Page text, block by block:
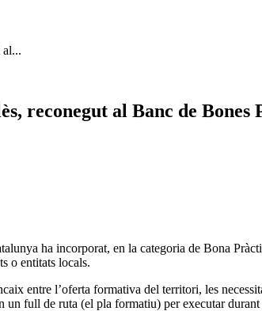
reconegut al Banc de Bones
ha incorporat, en la categoria de Bona
o entitats locals.
entre l’oferta formativa del territori, les
full de ruta (el pla formatiu) per executar durant